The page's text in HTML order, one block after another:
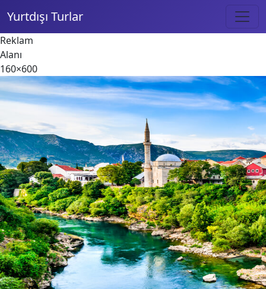
Yurtdışı Turlar
Reklam
Alanı
160×600